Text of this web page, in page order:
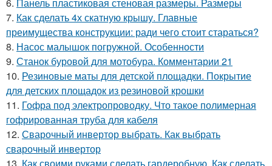
7. Как сделать 4х скатную крышу. Главные
преимущества конструкции: ради чего стоит стараться?
8. Насос малышок погружной. Особенности
9. Станок буровой для мотобура. Комментарии 21
10. Резиновые маты для детской площадки. Покрытие
для детских площадок из резиновой крошки
11. Гофра под электропроводку. Что такое полимерная
гофрированная труба для кабеля
12. Сварочный инвертор выбрать. Как выбрать
сварочный инвертор